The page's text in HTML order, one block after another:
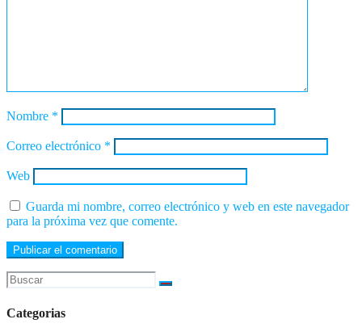
Nombre *
Correo electrónico *
Web
Guarda mi nombre, correo electrónico y web en este navegador
para la próxima vez que comente.
Categorias